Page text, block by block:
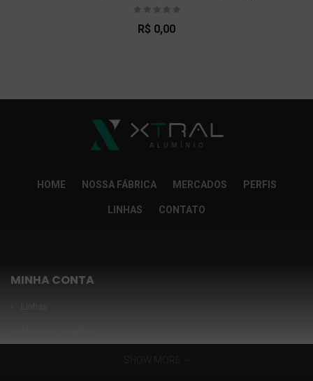
R$ 0,00
HOME NOSSA FÁBRICA MERCADOS PERFIS
LINHAS CONTATO
MINHA CONTA